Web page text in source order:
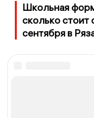
Школьная
сколько стоит
сентября в